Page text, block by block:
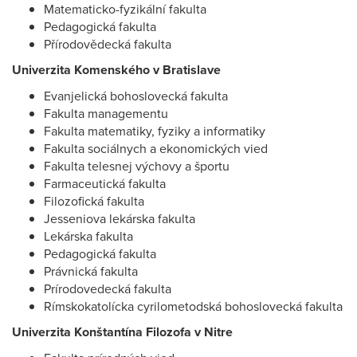
Matematicko-fyzikální fakulta
Pedagogická fakulta
Přírodovědecká fakulta
Univerzita Komenského v Bratislave
Evanjelická bohoslovecká fakulta
Fakulta managementu
Fakulta matematiky, fyziky a informatiky
Fakulta sociálnych a ekonomických vied
Fakulta telesnej výchovy a športu
Farmaceutická fakulta
Filozofická fakulta
Jesseniova lekárska fakulta
Lekárska fakulta
Pedagogická fakulta
Právnická fakulta
Prírodovedecká fakulta
Rímskokatolícka cyrilometodská bohoslovecká fakulta
Univerzita Konštantína Filozofa v Nitre